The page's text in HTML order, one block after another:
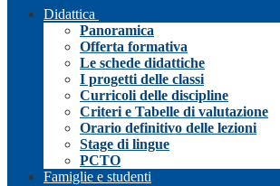
Didattica
Panoramica
Offerta formativa
Le schede didattiche
I progetti delle classi
Curricoli delle discipline
Criteri e Tabelle di valutazione
Orario definitivo delle lezioni
Stage di lingue
PCTO
Famiglie e studenti